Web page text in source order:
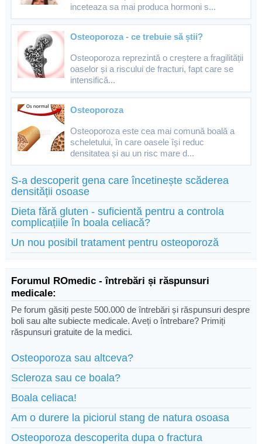
inceteaza sa mai produca hormoni s...
Osteoporoza - ce trebuie să știi?
Osteoporoza reprezintă o creștere a fragilității
oaselor și a riscului de fracturi, fapt care se
intensifică...
Osteoporoza
Osteoporoza este cea mai comună boală a
scheletului, în care oasele își reduc
densitatea și au un risc mare d...
S-a descoperit gena care încetinește scăderea
densității osoase
Dieta fără gluten - suficientă pentru a controla
complicațiile în boala celiacă?
Un nou posibil tratament pentru osteoporoză
Forumul ROmedic - întrebări și răspunsuri
medicale:
Pe forum găsiți peste 500.000 de întrebări și răspunsuri despre
boli sau alte subiecte medicale. Aveți o întrebare? Primiți
răspunsuri gratuite de la medici.
Osteoporoza sau altceva?
Scleroza sau ce boala?
Boala celiaca!
Am o durere la piciorul stang de natura osoasa
Osteoporoza descoperita dupa o fractura